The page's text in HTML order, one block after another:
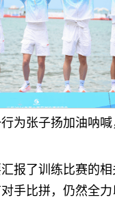
为张子扬加油呐
报了训练比赛的
手比拼，仍然全